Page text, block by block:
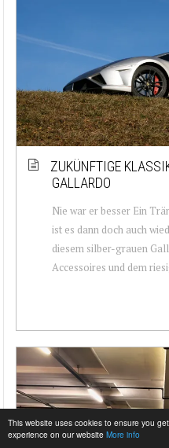
This website uses cookies to ensure you
experience on our website More info
ZUKÜNFTIGE
GALLARDO
Nie war er besser Ein
ist es dann doch auch
diesem silber-grauen
Accessoires und dem